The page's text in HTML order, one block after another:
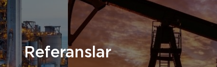
Referanslar